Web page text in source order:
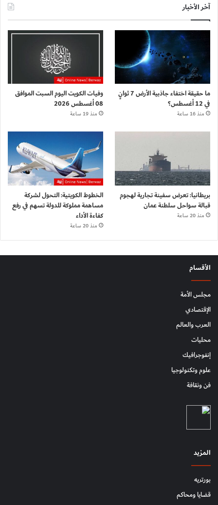
آخر الأخبار
ما حقيقة اختفاء جاذبية الأرض 7 ثوانٍ
في 12 أغسطس؟
منذ 16 ساعة
وفيات الكويت اليوم السبت الموافق
08 أغسطس 2026
منذ 19 ساعة
بريطانيا: تعرض سفينة تجارية لهجوم
قبالة سواحل سلطنة عمان
منذ 20 ساعة
الخطوط الكويتية: التحول لشركة
مساهمة مملوكة للدولة تسهم في رفع
كفاءة الأداء
منذ 20 ساعة
الأقسام
مجلس الأمة
الإقتصادي
العرب والعالم
محليات
إنفوجرافيك
علوم وتكنولوجيا
فن وثقافة
المزيد
بورتريه
قضايا ومحاكم